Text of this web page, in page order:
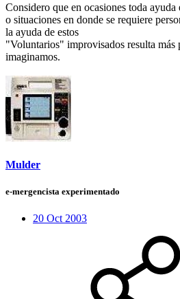
Considero que en ocasiones toda ayuda
o situaciones en donde se requiere
la ayuda de estos
"Voluntarios" improvisados resulta más
imaginamos.
Mulder
e-mergencista experimentado
20 Oct 2003